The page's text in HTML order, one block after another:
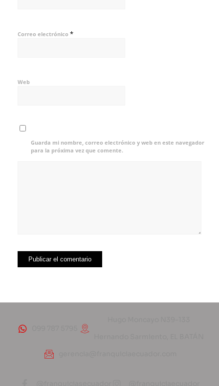
Correo electrónico *
Web
Guarda mi nombre, correo electrónico y web en este navegador
para la próxima vez que comente.